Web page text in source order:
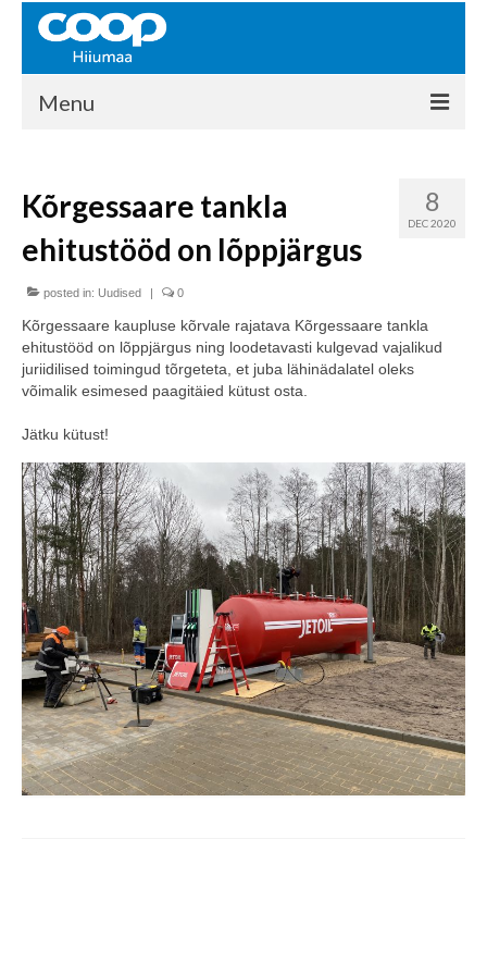
Menu
Kontakt
Liikmed
Ajalugu
KAUPLUSED
EHITUSKESKUS
KAUBAMAJA
KAMPAANIAD
COOP KLIENDIKAART
KINKEKAART
PAKUME TÖÖD
HIIUMAA KÖÖK JA PAGAR
MEIE PANUS
8
DEC 2020
Kõrgessaare tankla
ehitustööd on lõppjärgus
posted in: Uudised | 0
Kõrgessaare kaupluse kõrvale rajatava Kõrgessaare tankla
ehitustööd on lõppjärgus ning loodetavasti kulgevad vajalikud
juriidilised toimingud tõrgeteta, et juba lähinädalatel oleks
võimalik esimesed paagitäied kütust osta.
Jätku kütust!